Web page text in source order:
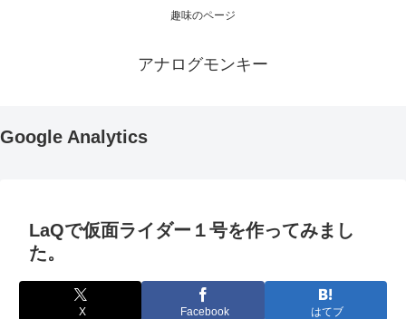
趣味のページ
アナログモンキー
Google Analytics
LaQで仮面ライダー１号を作ってみまし
た。
X Facebook はてブ